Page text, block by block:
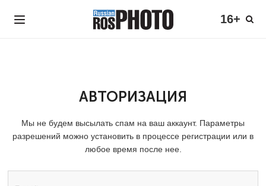
16+
АВТОРИЗАЦИЯ
Мы не будем высылать спам на ваш аккаунт. Параметры
разрешений можно установить в процессе регистрации или в
любое время после нее.